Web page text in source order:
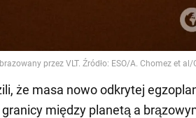
że masa nowo odkrytej
między planetą a